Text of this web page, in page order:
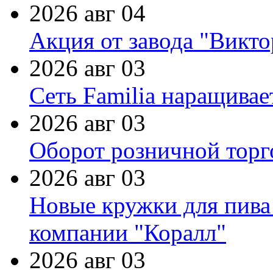
2026 авг 04
Акция от завода
2026 авг 03
Сеть Familia
2026 авг 03
Оборот розничной
2026 авг 03
Новые кружки для
компании "Коралл"
2026 авг 03